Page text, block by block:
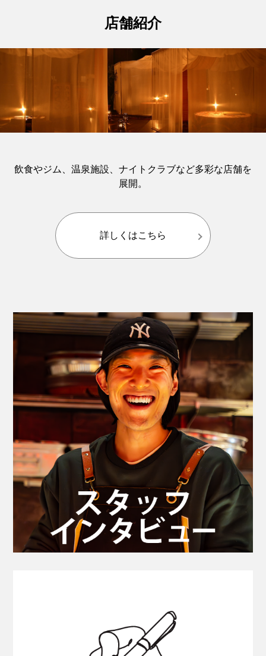
店舗紹介
飲食やジム、温泉施設、ナイトクラブなど多彩な店舗を
展開。
詳しくはこちら